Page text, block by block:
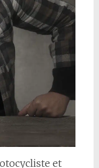
et